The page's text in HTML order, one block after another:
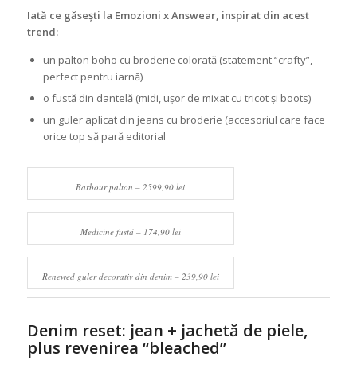
Iată ce găsești la Emozioni x Answear, inspirat din acest
trend:
un palton boho cu broderie colorată (statement “crafty”,
perfect pentru iarnă)
o fustă din dantelă (midi, ușor de mixat cu tricot și boots)
un guler aplicat din jeans cu broderie (accesoriul care face
orice top să pară editorial
Barbour palton – 2599,90 lei
Medicine fustă – 174,90 lei
Renewed guler decorativ din denim – 239,90 lei
Denim reset: jean + jachetă de piele,
plus revenirea “bleached”